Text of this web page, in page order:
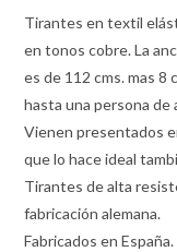
Tirantes en textil
en tonos cobre. La
es de 112 cms. mas 8
hasta una persona de
Vienen presentados
que lo hace ideal
Tirantes de alta
fabricación alemana.
Fabricados en España.